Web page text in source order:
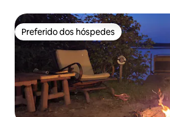
Preferido dos hóspedes
Preferido dos hóspedes